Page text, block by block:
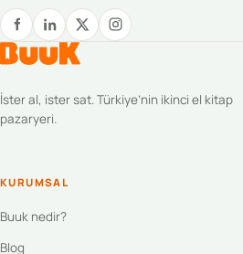
İster al, ister sat. Türkiye’nin ikinci el kitap
pazaryeri.
KURUMSAL
Buuk nedir?
Blog